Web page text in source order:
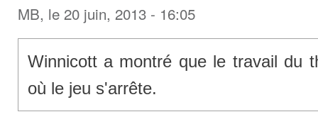
MB, le 20 juin, 2013 - 16:05
Winnicott a montré que le travail du
où le jeu s'arrête.